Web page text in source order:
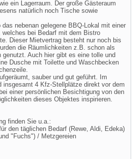
ein Lagerraum. Der große Gästeraum
natürlich noch Tische sowie
nebenan gelegene BBQ-Lokal mit einer
welches bei Bedarf mit dem Bistro
Dieser Mietvertrag besteht nur noch bis
die Räumlichkeiten z.B. schon als
genutzt. Auch hier gibt es eine tolle und
Dusche mit Toilette und Waschbecken
sauber und gut geführt. Im
insgesamt 4 Kfz-Stellplätze direkt vor dem
einer persönlichen Besichtigung von den
dieses Objektes inspirieren.
finden Sie u.a.:
den täglichen Bedarf (Rewe, Aldi, Edeka)
"Fuchs") / Metzgereien